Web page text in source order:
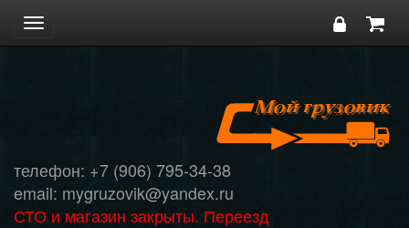
Toggle
navigation
телефон: +7 (906) 795-34-38
email: mygruzovik@yandex.ru
СТО и магазин закрыты. Переезд